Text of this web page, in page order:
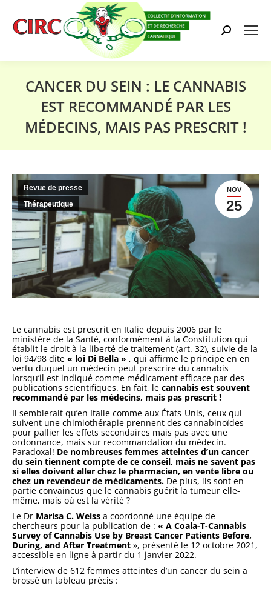
Search:
CANCER DU SEIN : LE CANNABIS
EST RECOMMANDÉ PAR LES
MÉDECINS, MAIS PAS PRESCRIT !
NOV
25
Revue de presse
Thérapeutique
Le cannabis est prescrit en Italie depuis 2006 par le
ministère de la Santé, conformément à la Constitution qui
établit le droit à la liberté de traitement (art. 32), suivie de la
loi 94/98 dite « loi Di Bella » , qui affirme le principe en en
vertu duquel un médecin peut prescrire du cannabis
lorsqu’il est indiqué comme médicament efficace par des
publications scientifiques. En fait, le cannabis est souvent
recommandé par les médecins, mais pas prescrit !
Il semblerait qu’en Italie comme aux États-Unis, ceux qui
suivent une chimiothérapie prennent des cannabinoïdes
pour pallier les effets secondaires mais pas avec une
ordonnance, mais sur recommandation du médecin.
Paradoxal! De nombreuses femmes atteintes d’un cancer
du sein tiennent compte de ce conseil, mais ne savent pas
si elles doivent aller chez le pharmacien, en vente libre ou
chez un revendeur de médicaments. De plus, ils sont en
partie convaincus que le cannabis guérit la tumeur elle-
même, mais où est la vérité ?
Le Dr Marisa C. Weiss a coordonné une équipe de
chercheurs pour la publication de : « A Coala-T-Cannabis
Survey of Cannabis Use by Breast Cancer Patients Before,
During, and After Treatment », présenté le 12 octobre 2021,
accessible en ligne à partir du 1 janvier 2022.
L’interview de 612 femmes atteintes d’un cancer du sein a
brossé un tableau précis :